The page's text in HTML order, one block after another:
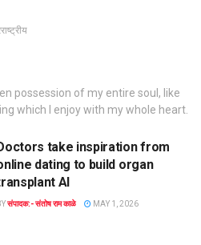
possession of my entire soul, like
which I enjoy with my whole heart.
take inspiration from
dating to build organ
AI
संपादक:- संतोष राम काळे MAY 1, 2026